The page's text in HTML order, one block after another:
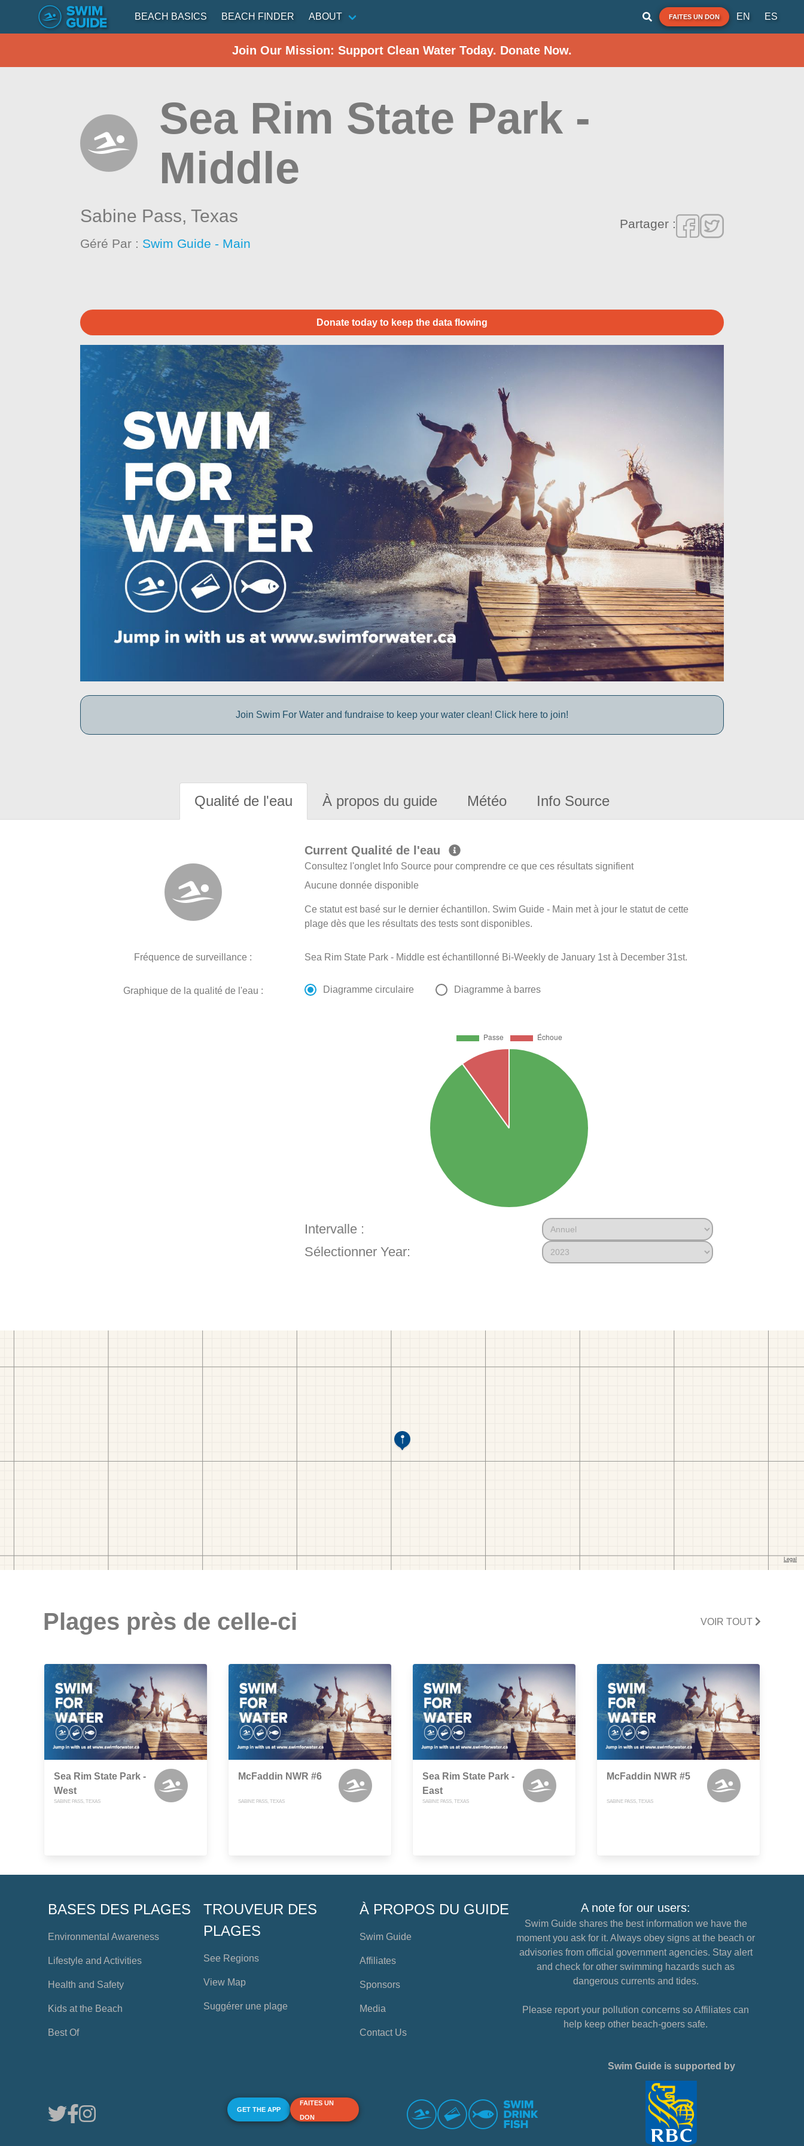
BEACH BASICS BEACH FINDER ABOUT FAITES UN DON EN ES
Join Our Mission: Support Clean Water Today. Donate Now.
Sea Rim State Park -
Middle
Sabine Pass,Texas
Géré Par : Swim Guide - Main
Partager :
Donate today to keep the data flowing
Join Swim For Water and fundraise to keep your water clean! Click here to join!
Qualité de l'eau À propos du guide Météo Info Source
Current Qualité de l'eau
Consultez l'onglet Info Source pour comprendre ce que ces résultats signifient
Aucune donnée disponible
Ce statut est basé sur le dernier échantillon. Swim Guide - Main met à jour le statut de cette
plage dès que les résultats des tests sont disponibles.
Fréquence de surveillance : Sea Rim State Park - Middle est échantillonné Bi-Weekly de January 1st à December 31st.
Graphique de la qualité de l'eau : Diagramme circulaire Diagramme à barres
Intervalle :
Sélectionner Year:
Plages près de celle-ci VOIR TOUT
Sea Rim State Park -
West
SABINE PASS, TEXAS
McFaddin NWR #6
SABINE PASS, TEXAS
Sea Rim State Park -
East
SABINE PASS, TEXAS
McFaddin NWR #5
SABINE PASS, TEXAS
BASES DES PLAGES
Environmental Awareness
Lifestyle and Activities
Health and Safety
Kids at the Beach
Best Of
TROUVEUR DES
PLAGES
See Regions
View Map
Suggérer une plage
À PROPOS DU GUIDE
Swim Guide
Affiliates
Sponsors
Media
Contact Us
A note for our users:
Swim Guide shares the best information we have the
moment you ask for it. Always obey signs at the beach or
advisories from official government agencies. Stay alert
and check for other swimming hazards such as
dangerous currents and tides.
Please report your pollution concerns so Affiliates can
help keep other beach-goers safe.
GET THE APP
FAITES UN
DON
Swim Guide is supported by